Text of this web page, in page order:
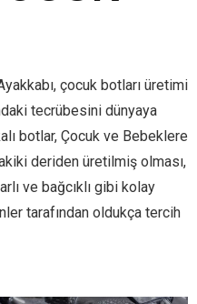
çocuk botları üretimi
tecrübesini dünyaya
botlar, Çocuk ve Bebeklere
deriden üretilmiş olması,
ve bağcıklı gibi kolay
tarafından oldukça tercih